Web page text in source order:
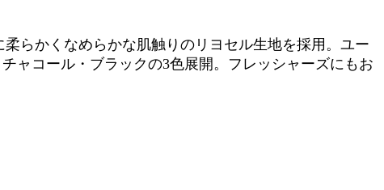
らかくなめらかな肌触りのリヨセル生地を採用。ユー
ャコール・ブラックの3色展開。フレッシャーズにもお